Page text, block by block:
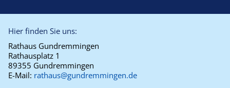
Hier finden Sie uns:
Rathaus Gundremmingen
Rathausplatz 1
89355 Gundremmingen
E-Mail: rathaus@gundremmingen.de